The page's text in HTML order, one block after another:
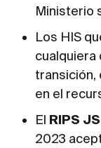
Ministerio
Los HIS
cualquiera
transición,
en el
El RIPS
2023